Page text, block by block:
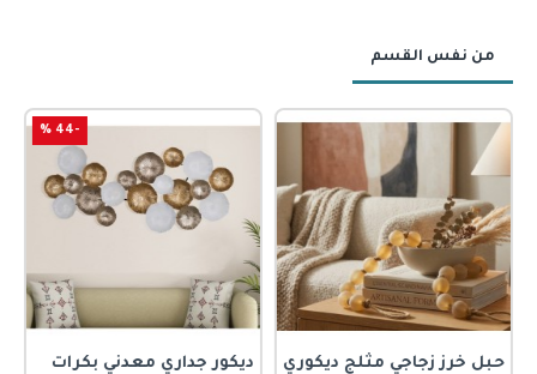
من نفس القسم
حبل خرز زجاجي مثلج ديكوري
-44 %
ديكور جداري معدني بكرات